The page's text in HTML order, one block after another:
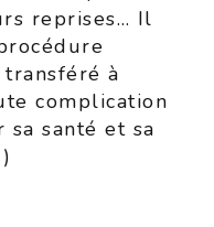
reprises… Il
transféré à
complication
sa santé et sa